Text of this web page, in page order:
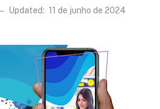
Updated: 11 de junho de 2024